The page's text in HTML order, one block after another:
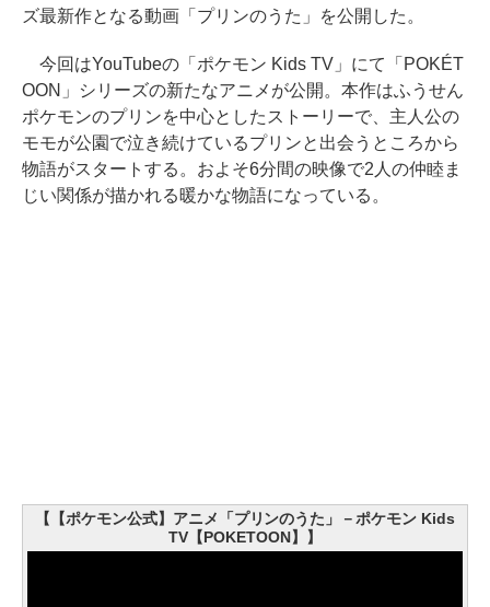
ズ最新作となる動画「プリンのうた」を公開した。
今回はYouTubeの「ポケモン Kids TV」にて「POKÉT
OON」シリーズの新たなアニメが公開。本作はふうせん
ポケモンのプリンを中心としたストーリーで、主人公の
モモが公園で泣き続けているプリンと出会うところから
物語がスタートする。およそ6分間の映像で2人の仲睦ま
じい関係が描かれる暖かな物語になっている。
【【ポケモン公式】アニメ「プリンのうた」－ポケモン Kids
TV【POKETOON】】